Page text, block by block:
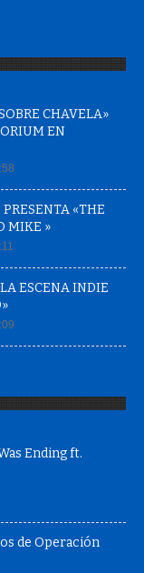
CHAVELA»
EN
PRESENTA «THE
MIKE »
ESCENA INDIE
Ending ft.
de Operación